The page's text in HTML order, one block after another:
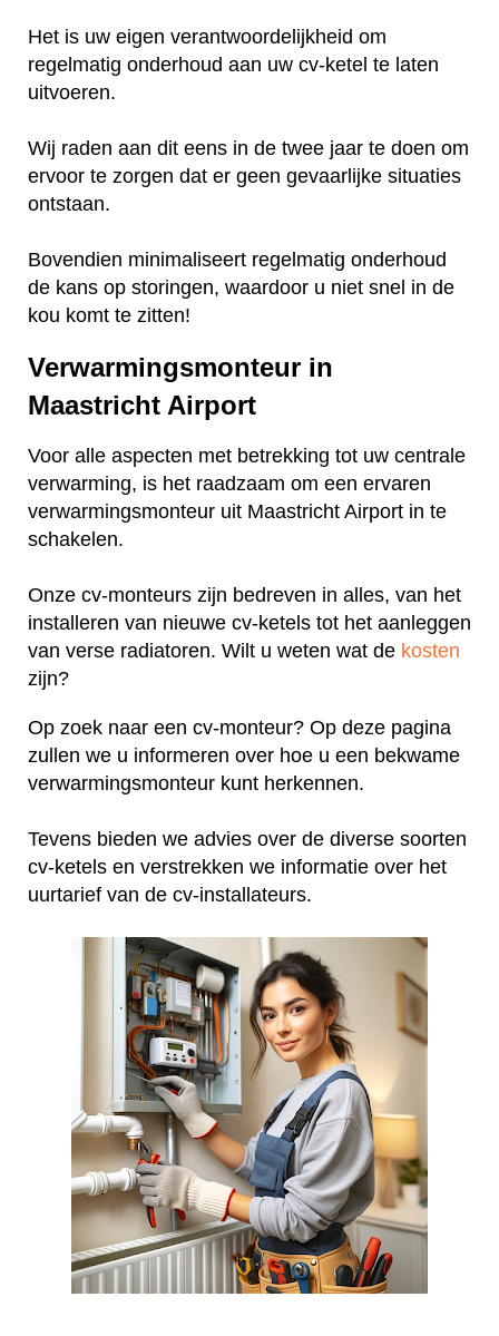
Het is uw eigen verantwoordelijkheid om
regelmatig onderhoud aan uw cv-ketel te laten
uitvoeren.
Wij raden aan dit eens in de twee jaar te doen om
ervoor te zorgen dat er geen gevaarlijke situaties
ontstaan.
Bovendien minimaliseert regelmatig onderhoud
de kans op storingen, waardoor u niet snel in de
kou komt te zitten!
Verwarmingsmonteur in
Maastricht Airport
Voor alle aspecten met betrekking tot uw centrale
verwarming, is het raadzaam om een ervaren
verwarmingsmonteur uit Maastricht Airport in te
schakelen.
Onze cv-monteurs zijn bedreven in alles, van het
installeren van nieuwe cv-ketels tot het aanleggen
van verse radiatoren. Wilt u weten wat de kosten
zijn?
Op zoek naar een cv-monteur? Op deze pagina
zullen we u informeren over hoe u een bekwame
verwarmingsmonteur kunt herkennen.
Tevens bieden we advies over de diverse soorten
cv-ketels en verstrekken we informatie over het
uurtarief van de cv-installateurs.